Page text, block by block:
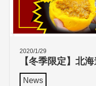
2020/1/29
【冬季限定】北
News